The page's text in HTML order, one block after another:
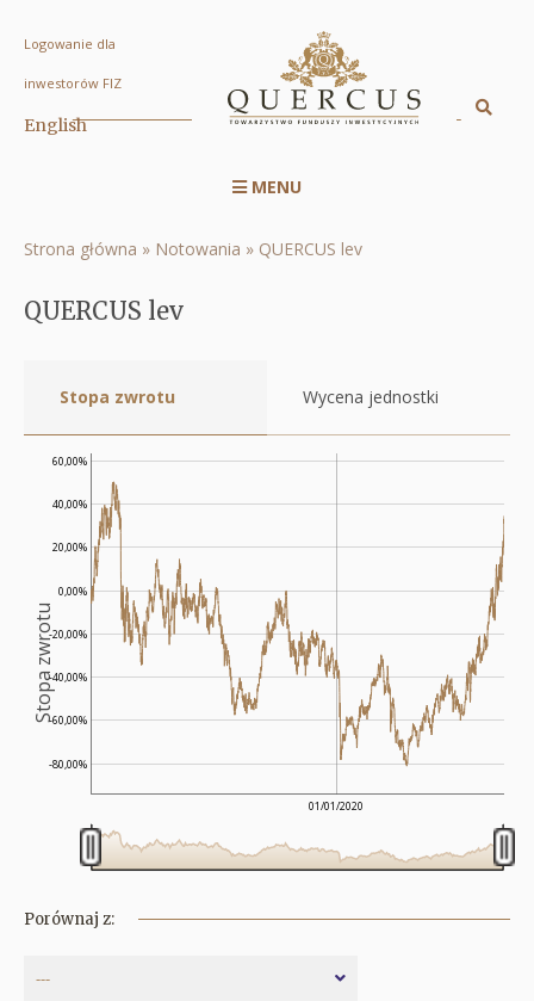
QUERCUS
lev
S.A.
Logowanie dla
inwestorów FIZ
English
serwisu
MENU
Ścieżka
nawigacyjna
Strona główna Notowania QUERCUS lev
QUERCUS lev
Stopa zwrotu Wycena jednostki
Stopa zwrotu
-80,00%
-60,00%
-40,00%
-20,00%
0,00%
20,00%
40,00%
60,00%
01/01/2020
Porównaj z:
---